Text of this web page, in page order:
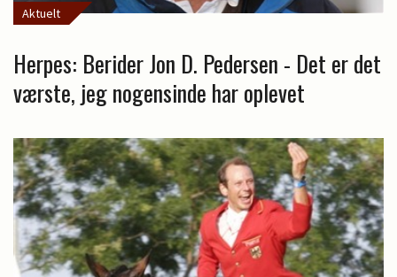
Aktuelt
Herpes: Berider Jon D. Pedersen - Det er det
værste, jeg nogensinde har oplevet